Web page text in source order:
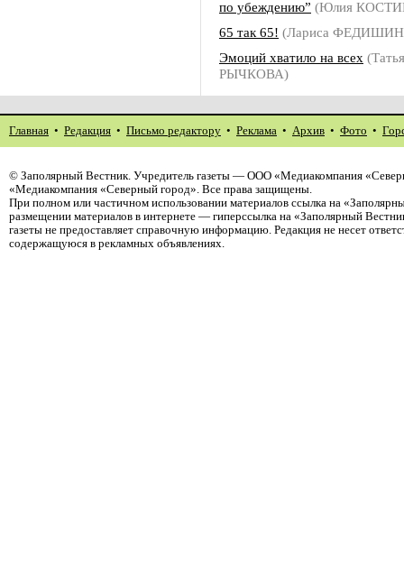
по убеждению” (Юлия
65 так 65! (Лариса
Эмоций хватило на всех
РЫЧКОВА)
Главная • Редакция • Письмо редактору • Реклама • Архив • Фото •
© Заполярный Вестник. Учредитель газеты — ООО «Медиакомпания
«Медиакомпания «Северный город». Все права защищены.
При полном или частичном использовании материалов ссылка на
размещении материалов в интернете — гиперссылка на «Заполярный
газеты не предоставляет справочную информацию. Редакция не несет
содержащуюся в рекламных объявлениях.